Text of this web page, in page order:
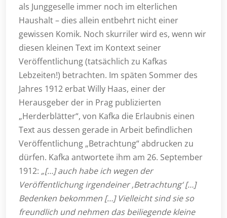
als Junggeselle immer noch im elterlichen
Haushalt – dies allein entbehrt nicht einer
gewissen Komik. Noch skurriler wird es, wenn wir
diesen kleinen Text im Kontext seiner
Veröffentlichung (tatsächlich zu Kafkas
Lebzeiten!) betrachten. Im späten Sommer des
Jahres 1912 erbat Willy Haas, einer der
Herausgeber der in Prag publizierten
„Herderblätter“, von Kafka die Erlaubnis einen
Text aus dessen gerade in Arbeit befindlichen
Veröffentlichung „Betrachtung“ abdrucken zu
dürfen. Kafka antwortete ihm am 26. September
1912: „[…] auch habe ich wegen der
Veröffentlichung irgendeiner ‚Betrachtung‘ […]
Bedenken bekommen […] Vielleicht sind sie so
freundlich und nehmen das beiliegende kleine